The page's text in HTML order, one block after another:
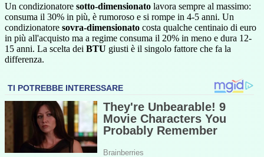
Un condizionatore sotto-dimensionato lavora sempre al massimo:
consuma il 30% in più, è rumoroso e si rompe in 4-5 anni. Un
condizionatore sovra-dimensionato costa qualche centinaio di euro
in più all'acquisto ma a regime consuma il 20% in meno e dura 12-
15 anni. La scelta dei BTU giusti è il singolo fattore che fa la
differenza.